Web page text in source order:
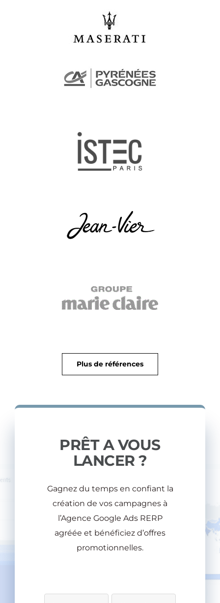
Plus de références
PRÊT A VOUS
LANCER ?
Gagnez du temps en confiant la
création de vos campagnes à
l’Agence Google Ads RERP
agréée et bénéficiez d’offres
promotionnelles.